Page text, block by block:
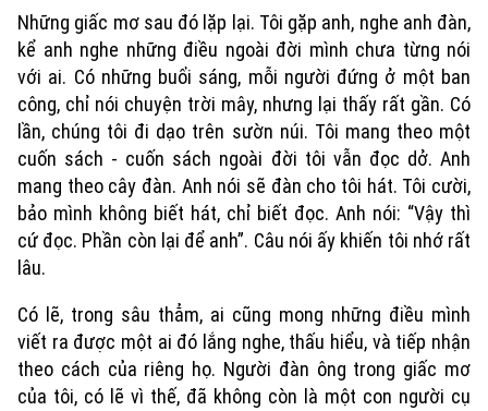
Xu hướng
Những giấc mơ sau đó lặp lại. Tôi gặp anh, nghe anh đàn,
kể anh nghe những điều ngoài đời mình chưa từng nói
với ai. Có những buổi sáng, mỗi người đứng ở một ban
công, chỉ nói chuyện trời mây, nhưng lại thấy rất gần. Có
lần, chúng tôi đi dạo trên sườn núi. Tôi mang theo một
cuốn sách - cuốn sách ngoài đời tôi vẫn đọc dở. Anh
mang theo cây đàn. Anh nói sẽ đàn cho tôi hát. Tôi cười,
bảo mình không biết hát, chỉ biết đọc. Anh nói: “Vậy thì
cứ đọc. Phần còn lại để anh”. Câu nói ấy khiến tôi nhớ rất
lâu.
Có lẽ, trong sâu thẳm, ai cũng mong những điều mình
viết ra được một ai đó lắng nghe, thấu hiểu, và tiếp nhận
theo cách của riêng họ. Người đàn ông trong giấc mơ
của tôi, có lẽ vì thế, đã không còn là một con người cụ